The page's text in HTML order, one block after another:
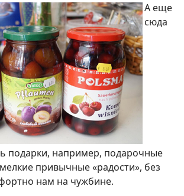
А еще
сюда
подарки, например, подарочные
привычные «радости», без
нам на чужбине.